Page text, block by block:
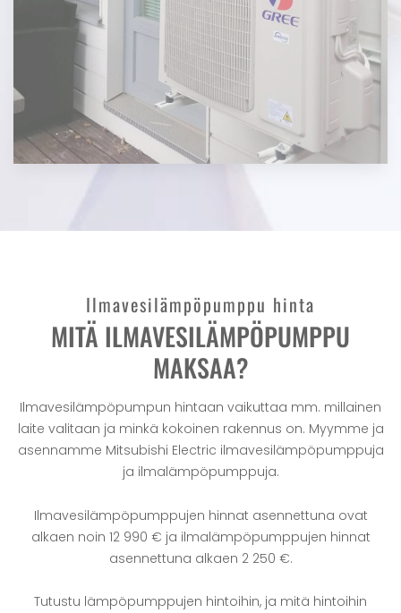
Ilmavesilämpöpumppu hinta
MITÄ ILMAVESILÄMPÖPUMPPU
MAKSAA?
Ilmavesilämpöpumpun hintaan vaikuttaa mm. millainen
laite valitaan ja minkä kokoinen rakennus on. Myymme ja
asennamme Mitsubishi Electric ilmavesilämpöpumppuja
ja ilmalämpöpumppuja.
Ilmavesilämpöpumppujen hinnat asennettuna ovat
alkaen noin 12 990 € ja ilmalämpöpumppujen hinnat
asennettuna alkaen 2 250 €.
Tutustu lämpöpumppujen hintoihin, ja mitä hintoihin